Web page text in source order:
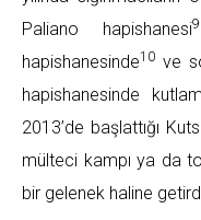
Paliano hapishanesi9
hapishanesinde10 ve
hapishanesinde
2013’de başlattığı
mülteci kampı ya da
bir gelenek haline